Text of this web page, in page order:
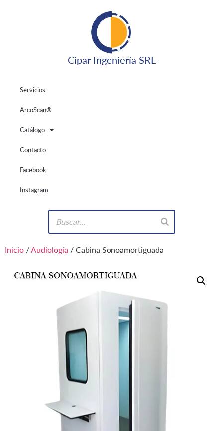
Cipar Ingeniería SRL
Servicios
ArcoScan®
Catálogo
Contacto
Facebook
Instagram
Inicio /Audiología / Cabina Sonoamortiguada